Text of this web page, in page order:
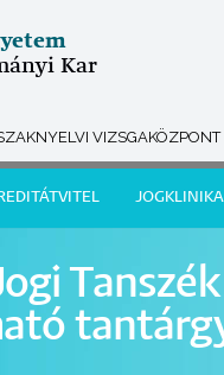
Kar
VIZSGAKÖZPONT
JOGKLINIKA